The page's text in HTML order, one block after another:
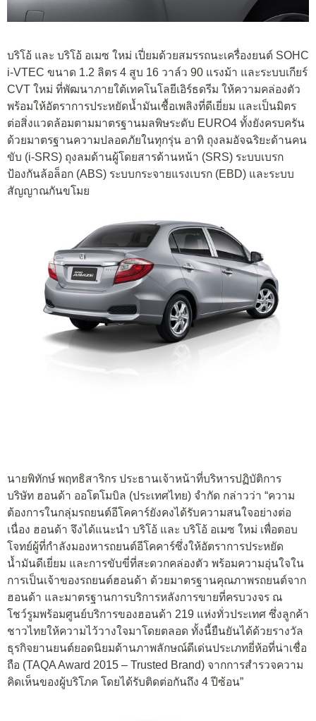
บริโอ้ และ บริโอ้ อเมซ ใหม่ เปี่ยมด้วยสมรรถนะเครื่องยนต์ SOHC
i-VTEC ขนาด 1.2 ลิตร 4 สูบ 16 วาล์ว 90 แรงม้า และระบบเกียร์
CVT ใหม่ ที่พัฒนาภายใต้เทคโนโลยีเอิร์ธดรีม ให้ความคล่องตัว
พร้อมให้อัตราการประหยัดน้ำมันเชื้อเพลิงที่ดีเยี่ยม และเป็นมิตร
ต่อสิ่งแวดล้อมตามมาตรฐานมลพิษระดับ EURO4 ทั้งยังครบครัน
ด้วยมาตรฐานความปลอดภัยในทุกรุ่น อาทิ ถุงลมอัจฉริยะด้านคน
ขับ (i-SRS) ถุงลมด้านผู้โดยสารด้านหน้า (SRS) ระบบเบรก
ป้องกันล้อล็อก (ABS) ระบบกระจายแรงเบรก (EBD) และระบบ
สัญญาณกันขโมย
นายพิทักษ์ พฤทธิสาริกร ประธานเจ้าหน้าที่บริหารปฏิบัติการ
บริษัท ฮอนด้า ออโตโมบิล (ประเทศไทย) จำกัด กล่าวว่า “ความ
ต้องการในกลุ่มรถยนต์อีโคคาร์ยังคงได้รับความสนใจอย่างต่อ
เนื่อง ฮอนด้า จึงได้แนะนำ บริโอ้ และ บริโอ้ อเมซ ใหม่ เพื่อตอบ
โจทย์ผู้ที่กำลังมองหารถยนต์อีโคคาร์ซึ่งให้อัตราการประหยัด
น้ำมันดีเยี่ยม และการขับขี่ที่สะดวกคล่องตัว พร้อมความอุ่นใจใน
การเป็นเจ้าของรถยนต์ฮอนด้า ด้วยมาตรฐานคุณภาพรถยนต์จาก
ฮอนด้า และมาตรฐานการบริการหลังการขายที่ครบวงจร ณ
โชว์รูมพร้อมศูนย์บริการของฮอนด้า 219 แห่งทั่วประเทศ ซึ่งลูกค้า
ชาวไทยให้ความไว้วางใจมาโดยตลอด ทั้งนี้ยืนยันได้ด้วยรางวัล
ธุรกิจยานยนต์ยอดนิยมด้านภาพลักษณ์ดีเด่นประเภทยี่ห้อที่น่าเชื่อ
ถือ (TAQA Award 2015 – Trusted Brand) จากการสำรวจความ
คิดเห็นของผู้บริโภค โดยได้รับติดต่อกันถึง 4 ปีซ้อน”